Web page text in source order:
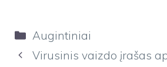
Kategorijos
Augintiniai
Virusinis vaizdo įrašas